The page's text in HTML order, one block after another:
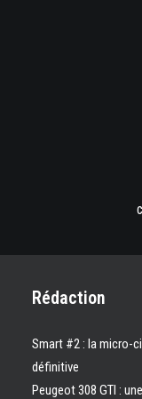
Rédaction
Smart #2 : la micro-
définitive
Peugeot 308 GTI :